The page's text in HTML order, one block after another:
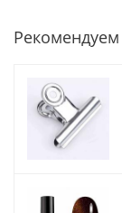
Рекомендуем